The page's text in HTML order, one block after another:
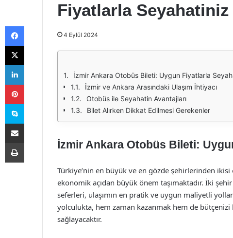
Fiyatlarla Seyahatiniz
4 Eylül 2024
İzmir Ankara Otobüs Bileti: Uygun Fiyatlarla
İzmir ve Ankara Arasındaki Ulaşım İhtiyacı
Otobüs ile Seyahatin Avantajları
Bilet Alırken Dikkat Edilmesi Gerekenler
İzmir Ankara Otobüs Bileti:
Türkiye’nin en büyük ve en gözde şehirlerinden
ekonomik açıdan büyük önem taşımaktadır. İki
seferleri, ulaşımın en pratik ve uygun maliyetli
yolculukta, hem zaman kazanmak hem de
sağlayacaktır.
Facebook
X
LinkedIn
Pinterest
Skype
E-Posta ile paylaş